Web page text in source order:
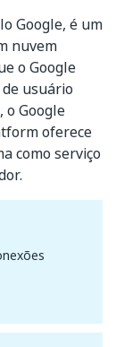
Google, é um
nuvem
o Google
usuário
o Google
oferece
como serviço